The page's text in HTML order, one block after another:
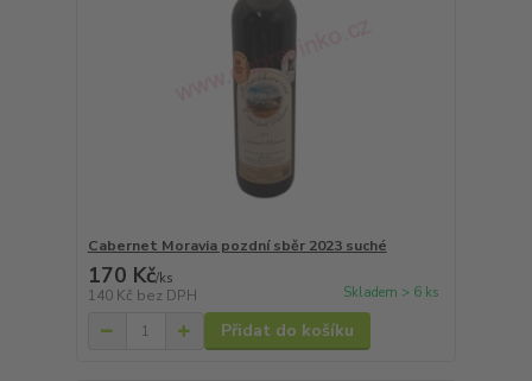
Cabernet Moravia pozdní sběr 2023 suché
170 Kč/ks
140 Kč bez DPH Skladem > 6 ks
Přidat do košíku